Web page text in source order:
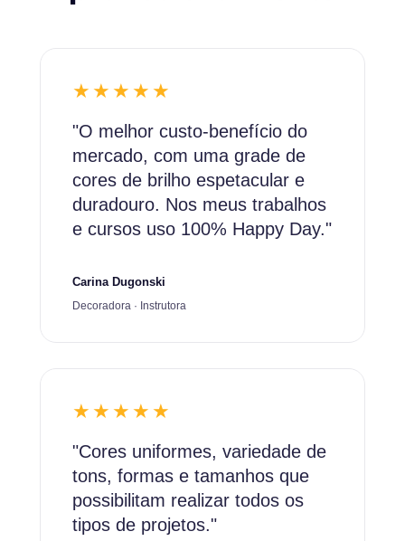
★★★★★
"O melhor custo-benefício do
mercado, com uma grade de
cores de brilho espetacular e
duradouro. Nos meus trabalhos
e cursos uso 100% Happy Day."
Carina Dugonski
Decoradora · Instrutora
★★★★★
"Cores uniformes, variedade de
tons, formas e tamanhos que
possibilitam realizar todos os
tipos de projetos."